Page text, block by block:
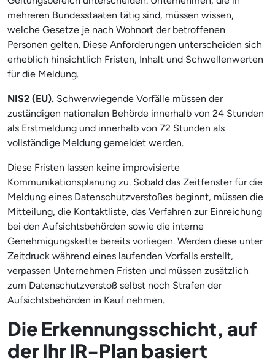
mehreren Bundesstaaten tätig sind, müssen wissen,
welche Gesetze je nach Wohnort der betroffenen
Personen gelten. Diese Anforderungen unterscheiden sich
erheblich hinsichtlich Fristen, Inhalt und Schwellenwerten
für die Meldung.
NIS2 (EU). Schwerwiegende Vorfälle müssen der
zuständigen nationalen Behörde innerhalb von 24 Stunden
als Erstmeldung und innerhalb von 72 Stunden als
vollständige Meldung gemeldet werden.
Diese Fristen lassen keine improvisierte
Kommunikationsplanung zu. Sobald das Zeitfenster für die
Meldung eines Datenschutzverstoßes beginnt, müssen die
Mitteilung, die Kontaktliste, das Verfahren zur Einreichung
bei den Aufsichtsbehörden sowie die interne
Genehmigungskette bereits vorliegen. Werden diese unter
Zeitdruck während eines laufenden Vorfalls erstellt,
verpassen Unternehmen Fristen und müssen zusätzlich
zum Datenschutzverstoß selbst noch Strafen der
Aufsichtsbehörden in Kauf nehmen.
Die Erkennungsschicht, auf
der Ihr IR-Plan basiert